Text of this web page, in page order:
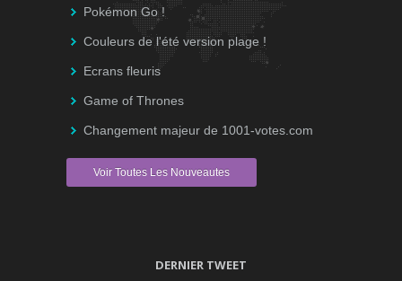
Pokémon Go !
Couleurs de l'été version plage !
Ecrans fleuris
Game of Thrones
Changement majeur de 1001-votes.com
Voir Toutes Les Nouveautes
DERNIER TWEET